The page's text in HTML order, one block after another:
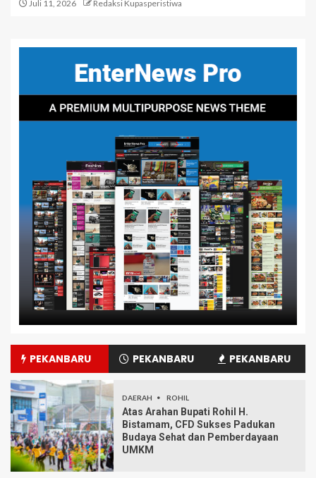
Juli 11, 2026 Redaksi Kupasperistiwa
PEKANBARU PEKANBARU PEKANBARU
DAERAH ROHIL
Atas Arahan Bupati Rohil H.
Bistamam, CFD Sukses Padukan
Budaya Sehat dan Pemberdayaan
UMKM